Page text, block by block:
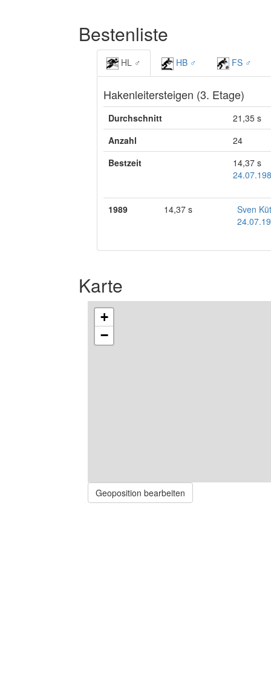
Bestenliste
HL ♂ HB ♂ FS ♂
Hakenleitersteigen (3. Etage)
Durchschnitt
21,35 s
Anzahl
24
Bestzeit
14,37 s
1989 14,37 s
Sven
Karte
+
−
Geoposition bearbeiten